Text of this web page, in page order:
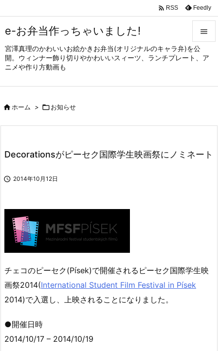
e-お弁当作っちゃいました!
宮澤真理のかわいいお絵かきお弁当(オリジナルのキャラ弁)を公
開。ウィンナー飾り切りやかわいいスィーツ、ランチプレート、ア
ニメや作り方動画も


メニュ
サイド


検索
 RSS Feedly
ホーム > お知らせ
Decorationsがピーセク国際学生映画祭にノミネート
 2014年10月12日
チェコのピーセク(Písek)で開催されるピーセク国際学生映
画祭2014(International Student Film Festival in Písek
2014)で入選し、上映されることになりました。
●開催日時
2014/10/17 – 2014/10/19